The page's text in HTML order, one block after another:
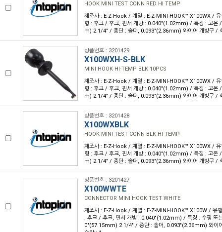
HOOK MINI TEST CONN RED HI TEMP
제조사 : E-Z-Hook / 계열 : E-Z-MINI-HOOK™ X100WX /
형 : 후크 / 후크, 핀서 개방 : 0.040"(1.02mm) / 특징 : 고온
m) 2 1/4" / 종단 : 솔더, 0.093"(2.36mm) 와이어 개방구 /
상품번호 : 3201429
X100WXH-S-BLK
MINI HOOK HI-TEMP BLK 10PCS
제조사 : E-Z-Hook / 계열 : E-Z-MINI-HOOK™ X100WX /
형 : 후크 / 후크, 핀서 개방 : 0.040"(1.02mm) / 특징 : 고온
m) 2 1/4" / 종단 : 솔더, 0.093"(2.36mm) 와이어 개방구 /
상품번호 : 3201428
X100WXBLK
HOOK MINI TEST CONN BLK HI TEMP
제조사 : E-Z-Hook / 계열 : E-Z-MINI-HOOK™ X100WX /
형 : 후크 / 후크, 핀서 개방 : 0.040"(1.02mm) / 특징 : 고온
m) 2 1/4" / 종단 : 솔더, 0.093"(2.36mm) 와이어 개방구 /
상품번호 : 3201427
X100WWTE
CONNECTOR MINI HOOK TEST WHITE
제조사 : E-Z-Hook / 계열 : E-Z-MINI-HOOK™ X100W / 유
: 후크 / 후크, 핀서 개방 : 0.040"(1.02mm) / 특징 : 수평 또
0"(57.15mm) 2 1/4" / 종단 : 솔더, 0.093"(2.36mm) 와이